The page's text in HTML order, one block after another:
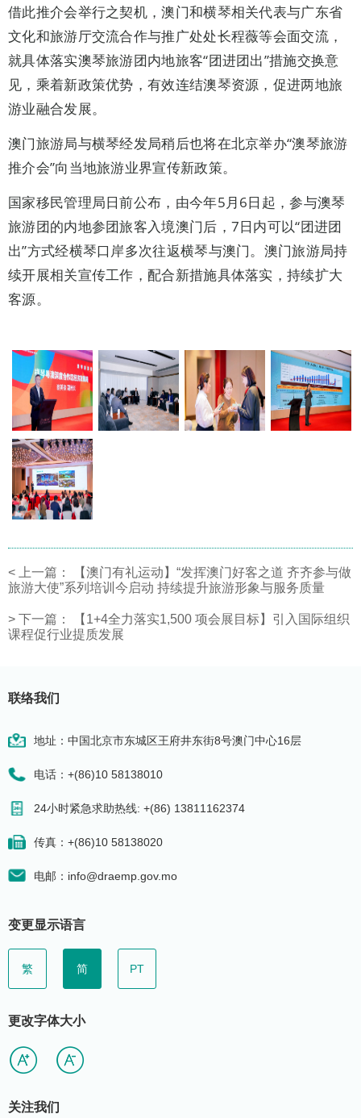
借此推介会举行之契机，澳门和横琴相关代表与广东省
文化和旅游厅交流合作与推广处处长程薇等会面交流，
就具体落实澳琴旅游团内地旅客“团进团出”措施交换意
见，乘着新政策优势，有效连结澳琴资源，促进两地旅
游业融合发展。
澳门旅游局与横琴经发局稍后也将在北京举办“澳琴旅游
推介会”向当地旅游业界宣传新政策。
国家移民管理局日前公布，由今年5月6日起，参与澳琴
旅游团的内地参团旅客入境澳门后，7日内可以“团进团
出”方式经横琴口岸多次往返横琴与澳门。澳门旅游局持
续开展相关宣传工作，配合新措施具体落实，持续扩大
客源。
< 上一篇：
【澳门有礼运动】“发挥澳门好客之道 齐齐参与做
旅游大使”系列培训今启动 持续提升旅游形象与服务质量
> 下一篇：
【1+4全力落实1,500 项会展目标】引入国际组织
课程促行业提质发展
联络我们
地址：中国北京市东城区王府井东街8号澳门中心16层
电话：+(86)10 58138010
24小时紧急求助热线: +(86) 13811162374
传真：+(86)10 58138020
电邮：info@draemp.gov.mo
变更显示语言
繁 简 PT
更改字体大小
关注我们